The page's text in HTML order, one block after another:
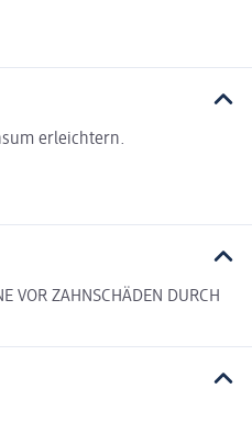
erleichtern.
VOR ZAHNSCHÄDEN DURCH